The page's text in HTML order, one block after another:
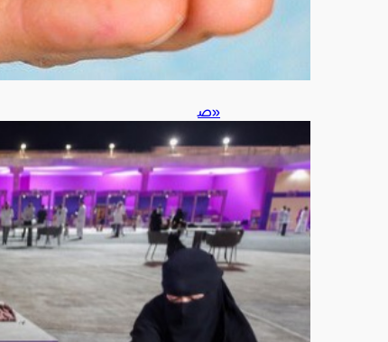
202
«ص
شم
الي
202
6»
ينع
ش
الم
هد